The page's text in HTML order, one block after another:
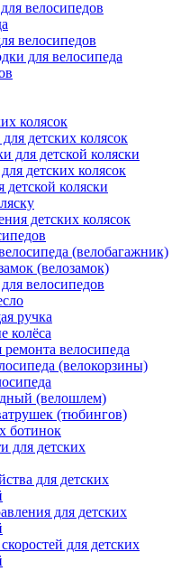
велосипедов
велосипедов
для велосипеда
колясок
детских колясок
для детской коляски
детских колясок
детской коляски
детских колясок
(велобагажник)
(велозамок)
велосипедов
ручка
колёса
велосипеда
(велокорзины)
(велошлем)
(тюбингов)
ботинок
для детских
для детских
для детских
для детских